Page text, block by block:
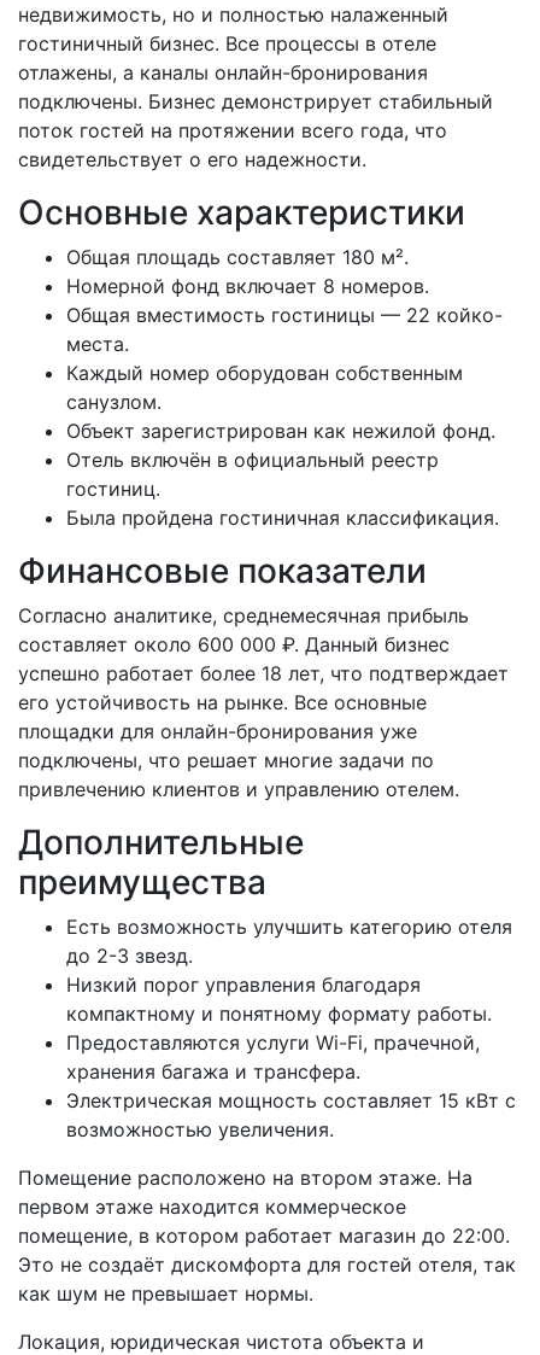
недвижимость, но и полностью налаженный
гостиничный бизнес. Все процессы в отеле
отлажены, а каналы онлайн-бронирования
подключены. Бизнес демонстрирует стабильный
поток гостей на протяжении всего года, что
свидетельствует о его надежности.
Основные характеристики
Общая площадь составляет 180 м².
Номерной фонд включает 8 номеров.
Общая вместимость гостиницы — 22 койко-
места.
Каждый номер оборудован собственным
санузлом.
Объект зарегистрирован как нежилой фонд.
Отель включён в официальный реестр
гостиниц.
Была пройдена гостиничная классификация.
Финансовые показатели
Согласно аналитике, среднемесячная прибыль
составляет около 600 000 ₽. Данный бизнес
успешно работает более 18 лет, что подтверждает
его устойчивость на рынке. Все основные
площадки для онлайн-бронирования уже
подключены, что решает многие задачи по
привлечению клиентов и управлению отелем.
Дополнительные
преимущества
Есть возможность улучшить категорию отеля
до 2-3 звезд.
Низкий порог управления благодаря
компактному и понятному формату работы.
Предоставляются услуги Wi-Fi, прачечной,
хранения багажа и трансфера.
Электрическая мощность составляет 15 кВт с
возможностью увеличения.
Помещение расположено на втором этаже. На
первом этаже находится коммерческое
помещение, в котором работает магазин до 22:00.
Это не создаёт дискомфорта для гостей отеля, так
как шум не превышает нормы.
Локация, юридическая чистота объекта и